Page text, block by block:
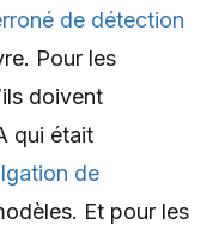
de détection
Pour les
doivent
qui était
de
Et pour les